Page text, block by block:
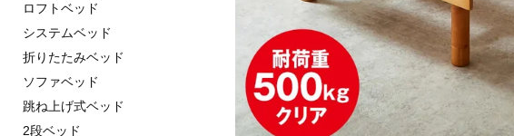
ロフトベッド
システムベッド
折りたたみベッド
ソファベッド
跳ね上げ式ベッド
2段ベッド